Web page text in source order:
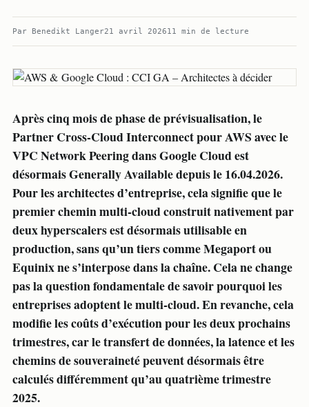
Par Benedikt Langer21 avril 202611 min de lecture
Après cinq mois de phase de prévisualisation, le
Partner Cross-Cloud Interconnect pour AWS avec le
VPC Network Peering dans Google Cloud est
désormais Generally Available depuis le 16.04.2026.
Pour les architectes d’entreprise, cela signifie que le
premier chemin multi-cloud construit nativement par
deux hyperscalers est désormais utilisable en
production, sans qu’un tiers comme Megaport ou
Equinix ne s’interpose dans la chaîne. Cela ne change
pas la question fondamentale de savoir pourquoi les
entreprises adoptent le multi-cloud. En revanche, cela
modifie les coûts d’exécution pour les deux prochains
trimestres, car le transfert de données, la latence et les
chemins de souveraineté peuvent désormais être
calculés différemment qu’au quatrième trimestre
2025.